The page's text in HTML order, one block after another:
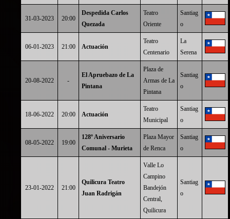
31-03-2023 20:00
Despedida Carlos
Quezada
Teatro
Oriente
Santiag
o
06-01-2023 21:00 Actuación
Teatro
Centenario
La
Serena
20-08-2022 -
El Apruebazo de La
Pintana
Plaza de
Armas de La
Pintana
Santiag
o
18-06-2022 20:00 Actuación
Teatro
Municipal
Santiag
o
08-05-2022 19:00
128º Aniversario
Comunal - Murieta
Plaza Mayor
de Renca
Santiag
o
23-01-2022 21:00
Quilicura Teatro
Juan Radrigán
Valle Lo
Campino
Bandejón
Central,
Quilicura
Santiag
o